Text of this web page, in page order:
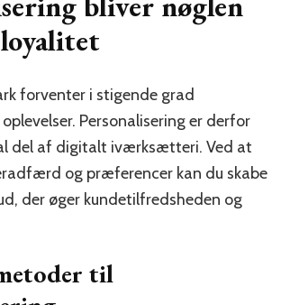
forventer i stigende grad
Personalisering er derfor
del af digitalt iværksætteri. Ved at
og præferencer kan du skabe
der øger kundetilfredsheden og
til